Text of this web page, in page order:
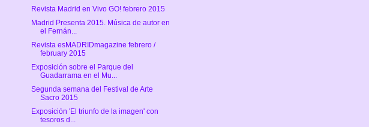
Revista Madrid en Vivo GO! febrero 2015
Madrid Presenta 2015. Música de autor en
el Fernán...
Revista esMADRIDmagazine febrero /
february 2015
Exposición sobre el Parque del
Guadarrama en el Mu...
Segunda semana del Festival de Arte
Sacro 2015
Exposición 'El triunfo de la imagen' con
tesoros d...